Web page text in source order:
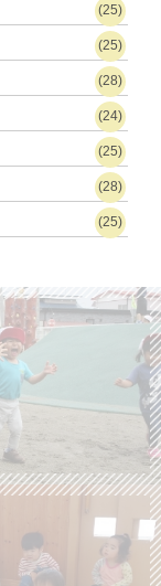
(25)
(25)
(28)
(24)
(25)
(28)
(25)